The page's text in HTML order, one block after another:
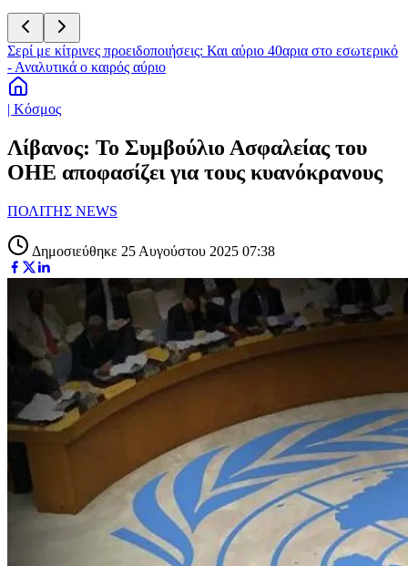
Σερί με κίτρινες προειδοποιήσεις: Και αύριο 40αρια στο εσωτερικό
- Αναλυτικά ο καιρός αύριο
| Κόσμος
Λίβανος: Το Συμβούλιο Ασφαλείας του
ΟΗΕ αποφασίζει για τους κυανόκρανους
ΠΟΛΙΤΗΣ NEWS
Δημοσιεύθηκε 25 Αυγούστου 2025 07:38